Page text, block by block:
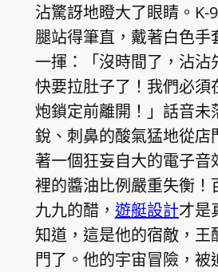
沾驚訝地瞪大了眼睛。K-
腿站得筆直，戴著白色手
一揮：「沒時間了，沾沾
快要拉肚子了！我們必須
炮鎖定前離開！」話音未
銳、刺鼻的酸氣猛地從店
著一個狂妄自大的電子音
裡的醬油比例嚴重失衡！
九九的醋， 遊艇設計才是
知道，這是他的宿敵，王
門了。他的宇宙冒險，被